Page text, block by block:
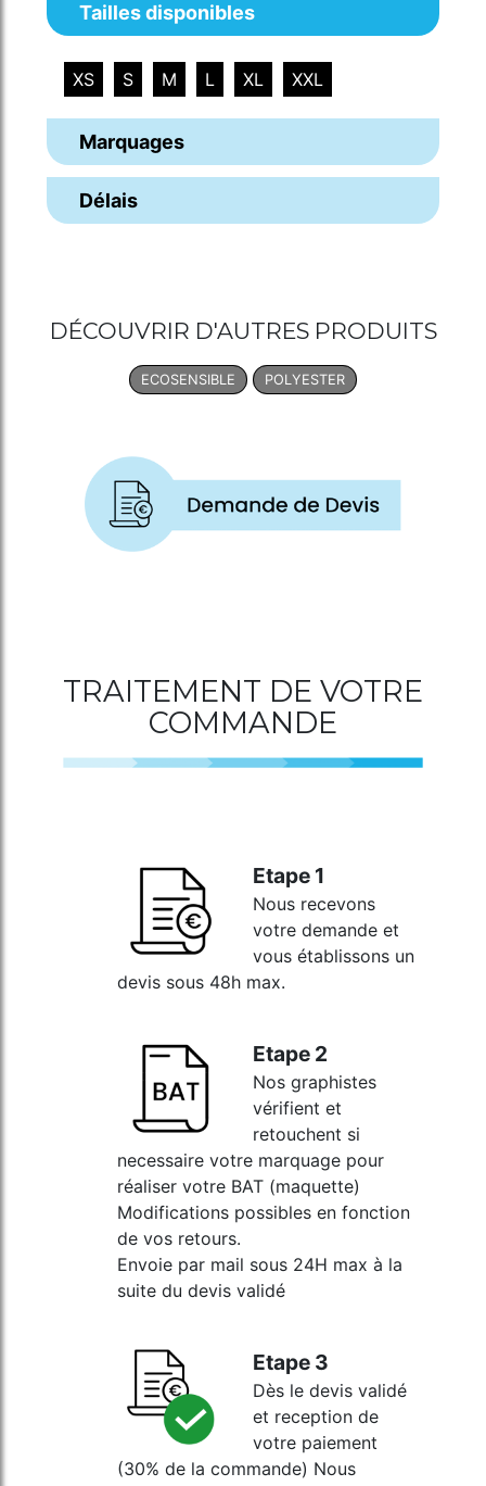
Tailles disponibles
XS S M L XL XXL
Marquages
Délais
DÉCOUVRIR D'AUTRES PRODUITS
ECOSENSIBLE POLYESTER
TRAITEMENT DE VOTRE
COMMANDE
Etape 1
Nous recevons
votre demande et
vous établissons un
devis sous 48h max.
Etape 2
Nos graphistes
vérifient et
retouchent si
necessaire votre marquage pour
réaliser votre BAT (maquette)
Modifications possibles en fonction
de vos retours.
Envoie par mail sous 24H max à la
suite du devis validé
Etape 3
Dès le devis validé
et reception de
votre paiement
(30% de la commande) Nous